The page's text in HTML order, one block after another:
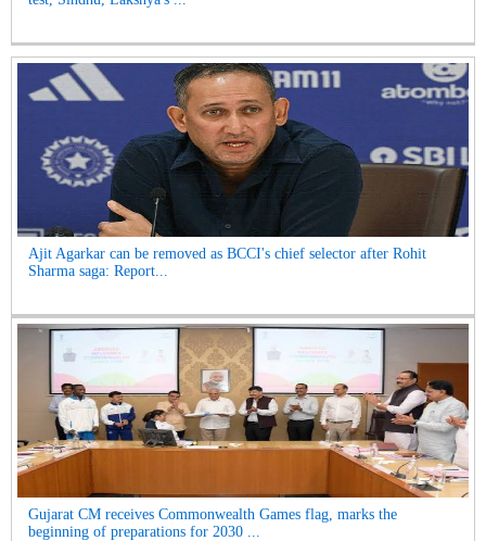
Ajit Agarkar can be removed as BCCI's chief selector after Rohit
Sharma saga: Report...
Gujarat CM receives Commonwealth Games flag, marks the
beginning of preparations for 2030 ...